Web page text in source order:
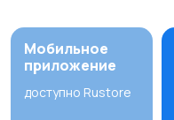
Мобильное
приложение
доступно Rustore